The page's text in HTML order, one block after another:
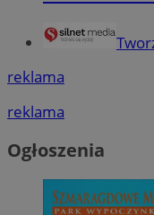
reklama
reklama
Ogłoszenia